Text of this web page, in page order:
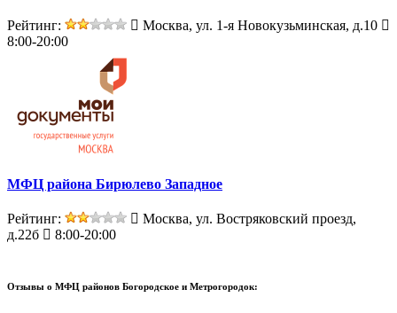
Рейтинг:
Москва, ул. 1-я Новокузьминская, д.10
8:00-20:00
МФЦ района Бирюлево Западное
Рейтинг:
Москва, ул. Востряковский проезд,
д.22б
8:00-20:00
Отзывы о МФЦ районов Богородское и Метрогородок: